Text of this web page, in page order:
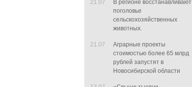
21.07
В регионе восстанавливают
поголовье
сельскохозяйственных
животных.
21.07
Аграрные проекты
стоимостью более 65 млрд
рублей запустят в
Новосибирской области